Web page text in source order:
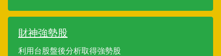
財神強勢股
利用台股盤後分析取得強勢股